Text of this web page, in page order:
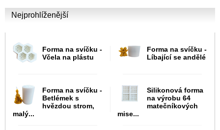
Nejprohlíženější
Forma na svíčku -
Včela na plástu
Forma na svíčku -
Líbající se andělé
Forma na svíčku -
Betlémek s
hvězdou strom,
malý...
Silikonová forma
na výrobu 64
matečníkových
mise...